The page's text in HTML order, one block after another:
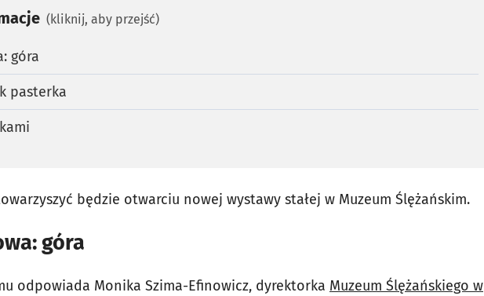
(kliknij, aby przejść)
góra
pasterka
będzie otwarciu nowej wystawy stałej w Muzeum Ślężańskim.
góra
odpowiada Monika Szima-Efinowicz, dyrektorka Muzeum Ślężańskiego w